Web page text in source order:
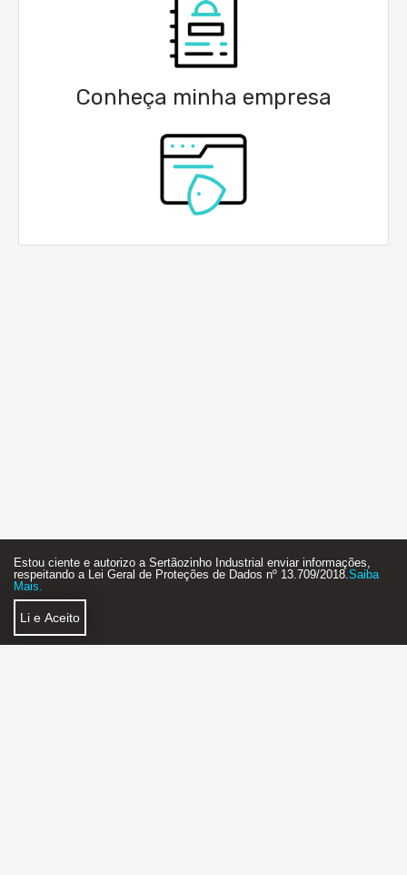
Conheça minha empresa
Estou ciente e autorizo a Sertãozinho Industrial enviar informações,
respeitando a Lei Geral de Proteções de Dados nº 13.709/2018. Saiba
Mais.
Li e Aceito